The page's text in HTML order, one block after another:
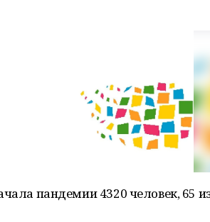
пандемии 4320 человек, 65